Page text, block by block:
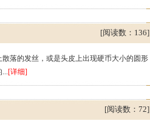
[阅读数：136]
落的发丝，或是头皮上出现硬币大小的圆形
[详细]
[阅读数：72]